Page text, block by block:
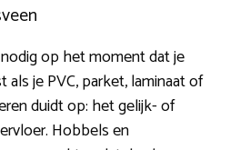
op het moment dat je
je PVC, parket, laminaat of
duidt op: het gelijk- of
Hobbels en